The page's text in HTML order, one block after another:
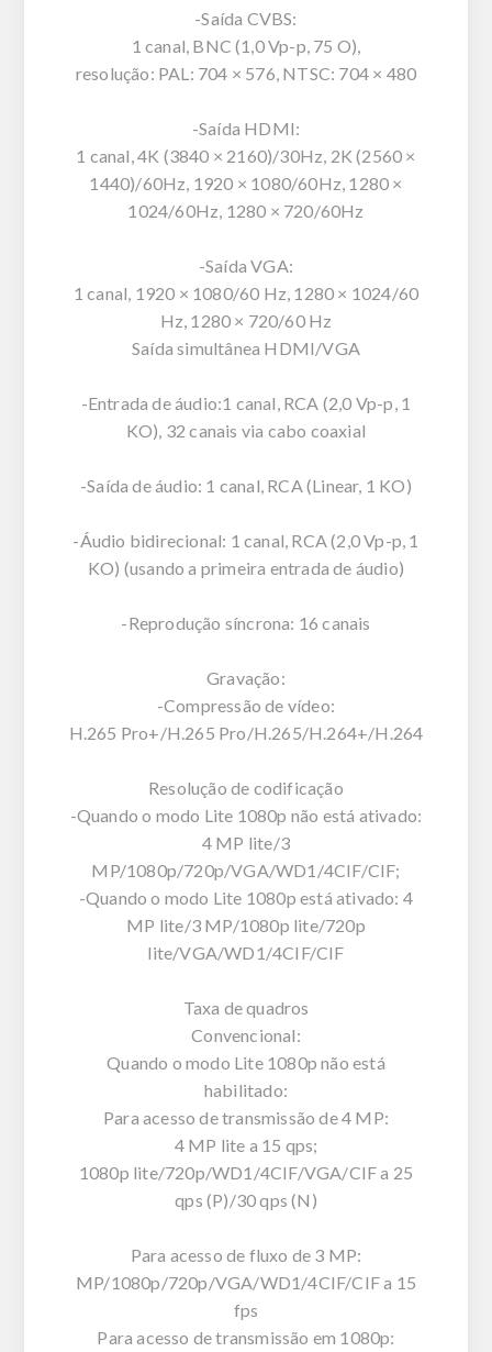
-Saída CVBS:
1 canal, BNC (1,0 Vp-p, 75 O),
resolução: PAL: 704 × 576, NTSC: 704 × 480
-Saída HDMI:
1 canal, 4K (3840 × 2160)/30Hz, 2K (2560 ×
1440)/60Hz, 1920 × 1080/60Hz, 1280 ×
1024/60Hz, 1280 × 720/60Hz
-Saída VGA:
1 canal, 1920 × 1080/60 Hz, 1280 × 1024/60
Hz, 1280 × 720/60 Hz
Saída simultânea HDMI/VGA
-Entrada de áudio:1 canal, RCA (2,0 Vp-p, 1
KO), 32 canais via cabo coaxial
-Saída de áudio: 1 canal, RCA (Linear, 1 KO)
-Áudio bidirecional: 1 canal, RCA (2,0 Vp-p, 1
KO) (usando a primeira entrada de áudio)
-Reprodução síncrona: 16 canais
Gravação:
-Compressão de vídeo:
H.265 Pro+/H.265 Pro/H.265/H.264+/H.264
Resolução de codificação
-Quando o modo Lite 1080p não está ativado:
4 MP lite/3
MP/1080p/720p/VGA/WD1/4CIF/CIF;
-Quando o modo Lite 1080p está ativado: 4
MP lite/3 MP/1080p lite/720p
lite/VGA/WD1/4CIF/CIF
Taxa de quadros
Convencional:
Quando o modo Lite 1080p não está
habilitado:
Para acesso de transmissão de 4 MP:
4 MP lite a 15 qps;
1080p lite/720p/WD1/4CIF/VGA/CIF a 25
qps (P)/30 qps (N)
Para acesso de fluxo de 3 MP:
MP/1080p/720p/VGA/WD1/4CIF/CIF a 15
fps
Para acesso de transmissão em 1080p: